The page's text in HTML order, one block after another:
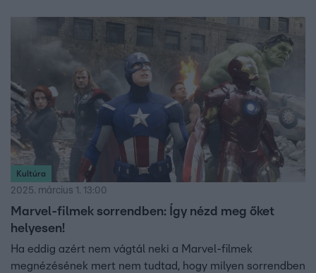
Kultúra
2025. március 1. 13:00
Marvel-filmek sorrendben: Így nézd meg őket
helyesen!
Ha eddig azért nem vágtál neki a Marvel-filmek
megnézésének mert nem tudtad, hogy milyen sorrendben